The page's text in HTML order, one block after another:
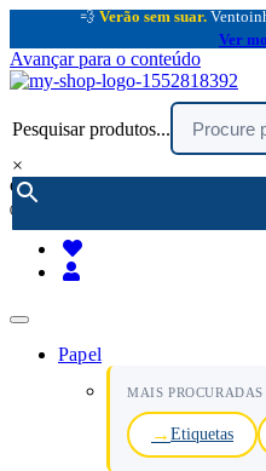
💨 Verão sem suar.
Ver
Avançar para o conteúdo
Pesquisar produtos...
×
encomendar por telefone :
(chamada rede fixa nacional)
Papel
MAIS PROCURADAS
Etiquetas